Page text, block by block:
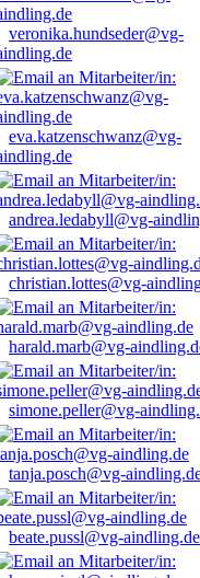
veronika.hundseder@vg-
eva.katzenschwanz@vg-
andrea.ledabyll@vg-
christian.lottes@vg-
harald.marb@vg-
simone.peller@vg-
tanja.posch@vg-
beate.pussl@vg-aindling.de